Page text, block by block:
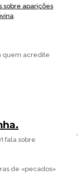
sobre aparições
.
quem acredite
fala sobre
de «pecados»